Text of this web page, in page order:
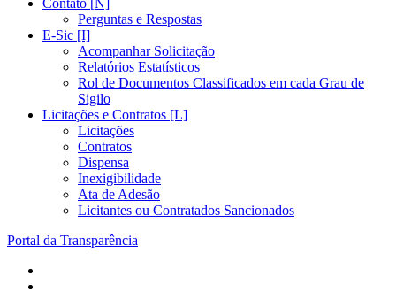
Contato [N]
Perguntas e Respostas
E-Sic [I]
Acompanhar Solicitação
Relatórios Estatísticos
Rol de Documentos Classificados em cada Grau de
Sigilo
Licitações e Contratos [L]
Licitações
Contratos
Dispensa
Inexigibilidade
Ata de Adesão
Licitantes ou Contratados Sancionados
Portal da Transparência